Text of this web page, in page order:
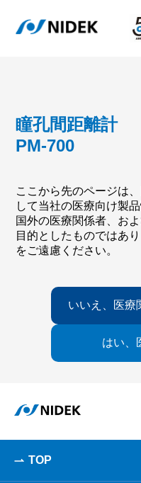
瞳孔間距離計
PM-700
ここから先のページは
して当社の医療向け製
国外の医療関係者、お
目的としたものではあ
をご遠慮ください。
いいえ、医療
はい、
TOP